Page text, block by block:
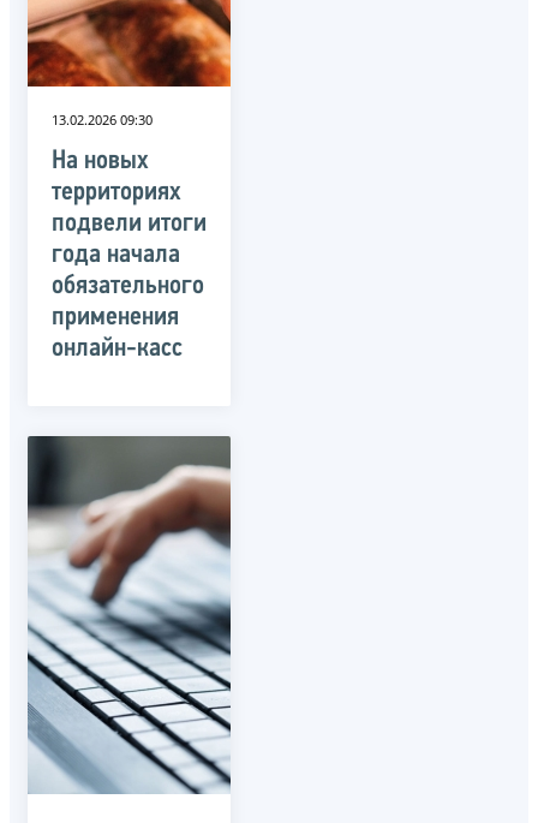
13.02.2026 09:30
На новых
территориях
подвели итоги
года начала
обязательного
применения
онлайн-касс